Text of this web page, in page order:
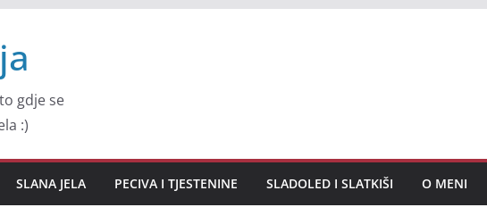
gdje se
:)
SLANA JELA PECIVA I TJESTENINE SLADOLED I SLATKIŠI O MENI